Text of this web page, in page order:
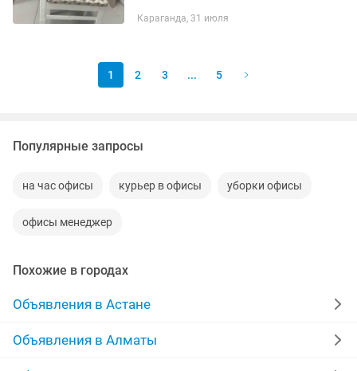
Караганда, 31 июля
1 2 3 ... 5
Популярные запросы
на час офисы курьер в офисы уборки офисы
офисы менеджер
Похожие в городах
Объявления в Астане
Объявления в Алматы